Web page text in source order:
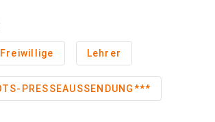
Freiwillige Lehrer
***OTS-PRESSEAUSSENDUNG***